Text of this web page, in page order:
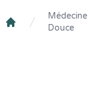
Crenolibre
Médecine
Douce